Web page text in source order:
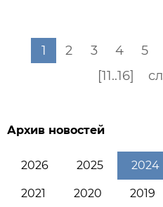
1 2 3 4 5
[11..16]
Архив новостей
2026 2025 2024
2021 2020 2019